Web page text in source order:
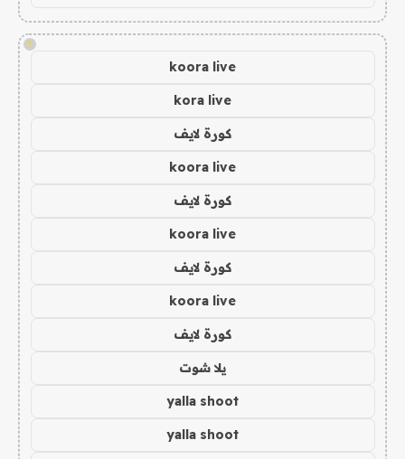
!
koora live
kora live
كورة لايف
koora live
كورة لايف
koora live
كورة لايف
koora live
كورة لايف
يلا شوت
yalla shoot
yalla shoot